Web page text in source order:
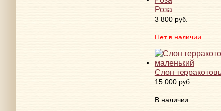
Роза
3 800 руб.
Нет в наличии
Слон
15 000 руб.
В наличии